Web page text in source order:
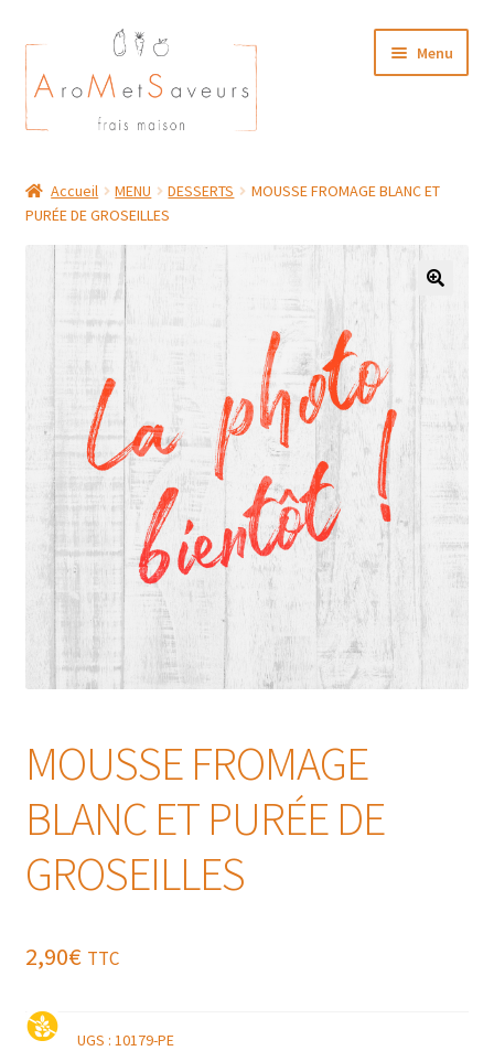
Aller
à
la
navigation
Aller
au
contenu
Menu
Plat du Jour/ Menu Week end
NOS BOUTIQUES
MON COMPTE
Accueil MENU DESSERTS
MOUSSE FROMAGE BLANC ET
PURÉE DE GROSEILLES
MOUSSE FROMAGE
BLANC ET PURÉE DE
GROSEILLES
2,90€ TTC
UGS : 10179-PE